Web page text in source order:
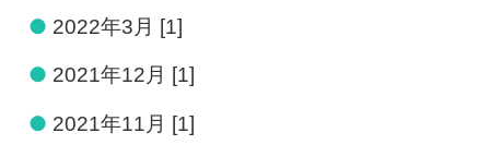
● 2022年3月 [1]
● 2021年12月 [1]
● 2021年11月 [1]